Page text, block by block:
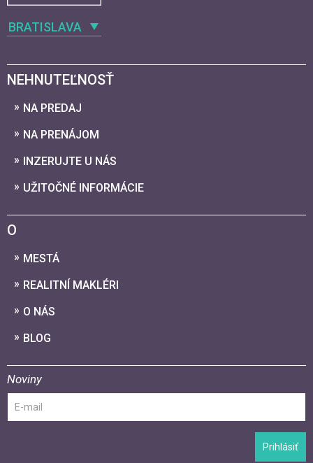
BRATISLAVA
NEHNUTEĽNOSŤ
NA PREDAJ
NA PRENÁJOM
INZERUJTE U NÁS
UŽITOČNÉ INFORMÁCIE
O
MESTÁ
REALITNÍ MAKLÉRI
O NÁS
BLOG
Noviny
Prihlásiť